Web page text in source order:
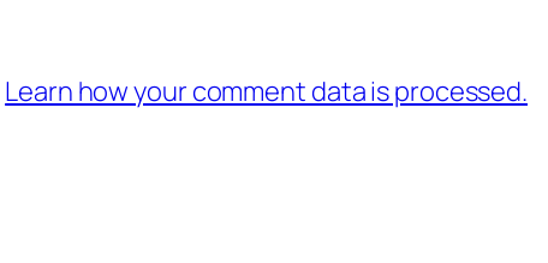
Learn how your comment data is processed.